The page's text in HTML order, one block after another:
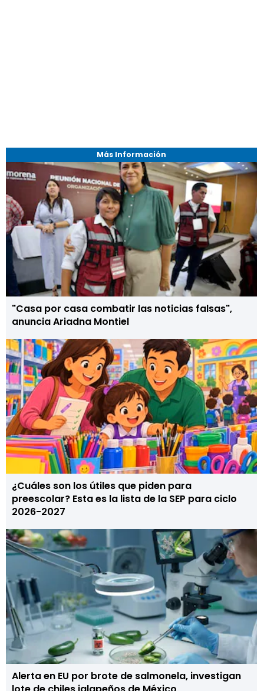
Más Información
"Casa por casa combatir las noticias falsas",
anuncia Ariadna Montiel
¿Cuáles son los útiles que piden para
preescolar? Esta es la lista de la SEP para ciclo
2026-2027
Alerta en EU por brote de salmonela, investigan